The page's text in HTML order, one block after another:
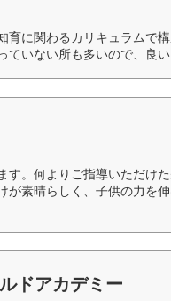
育に関わるカリキュラムで
ていない所も多いので、良
す。何よりご指導いただけ
が素晴らしく、子供の力を
ドアカデミー